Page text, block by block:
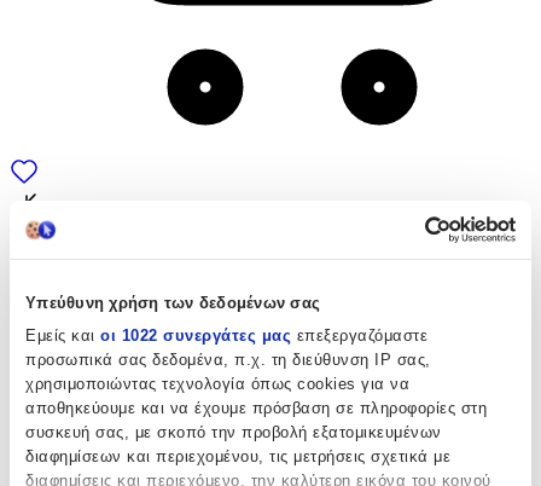
Υπεύθυνη χρήση των δεδομένων σας
Εμείς και οι 1022 συνεργάτες μας επεξεργαζόμαστε
προσωπικά σας δεδομένα, π.χ. τη διεύθυνση IP σας,
χρησιμοποιώντας τεχνολογία όπως cookies για να
αποθηκεύουμε και να έχουμε πρόσβαση σε πληροφορίες στη
συσκευή σας, με σκοπό την προβολή εξατομικευμένων
διαφημίσεων και περιεχομένου, τις μετρήσεις σχετικά με
διαφημίσεις και περιεχόμενο, την καλύτερη εικόνα του κοινού